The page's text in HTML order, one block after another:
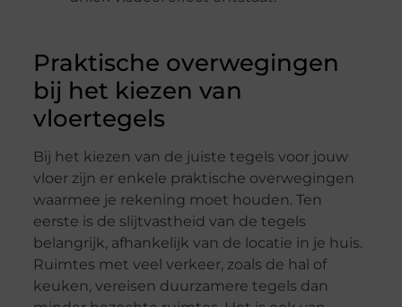
Praktische overwegingen
bij het kiezen van
vloertegels
Bij het kiezen van de juiste tegels voor jouw
vloer zijn er enkele praktische overwegingen
waarmee je rekening moet houden. Ten
eerste is de slijtvastheid van de tegels
belangrijk, afhankelijk van de locatie in je huis.
Ruimtes met veel verkeer, zoals de hal of
keuken, vereisen duurzamere tegels dan